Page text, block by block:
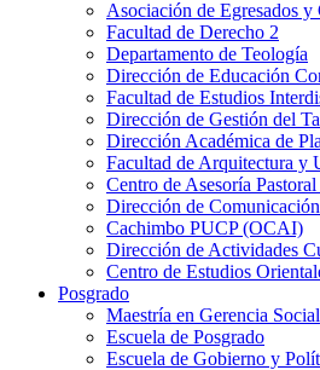
Asociación de Egresados y
Facultad de Derecho 2
Departamento de Teología
Dirección de Educación
Facultad de Estudios
Dirección de Gestión del
Dirección Académica de
Facultad de Arquitectura y
Centro de Asesoría
Dirección de
Cachimbo PUCP (OCAI)
Dirección de Actividades
Centro de Estudios
Posgrado
Maestría en Gerencia Social
Escuela de Posgrado
Escuela de Gobierno y